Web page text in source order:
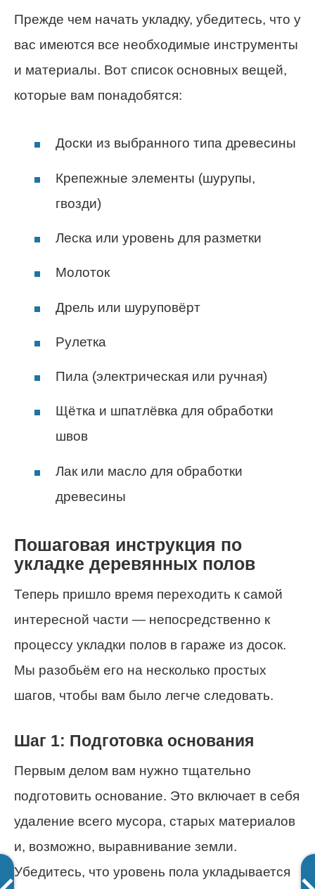
Прежде чем начать укладку, убедитесь, что у
вас имеются все необходимые инструменты
и материалы. Вот список основных вещей,
которые вам понадобятся:
Доски из выбранного типа древесины
Крепежные элементы (шурупы,
гвозди)
Леска или уровень для разметки
Молоток
Дрель или шуруповёрт
Рулетка
Пила (электрическая или ручная)
Щётка и шпатлёвка для обработки
швов
Лак или масло для обработки
древесины
Пошаговая инструкция по
укладке деревянных полов
Теперь пришло время переходить к самой
интересной части — непосредственно к
процессу укладки полов в гараже из досок.
Мы разобьём его на несколько простых
шагов, чтобы вам было легче следовать.
Шаг 1: Подготовка основания
Первым делом вам нужно тщательно
подготовить основание. Это включает в себя
удаление всего мусора, старых материалов
и, возможно, выравнивание земли.
Убедитесь, что уровень пола укладывается